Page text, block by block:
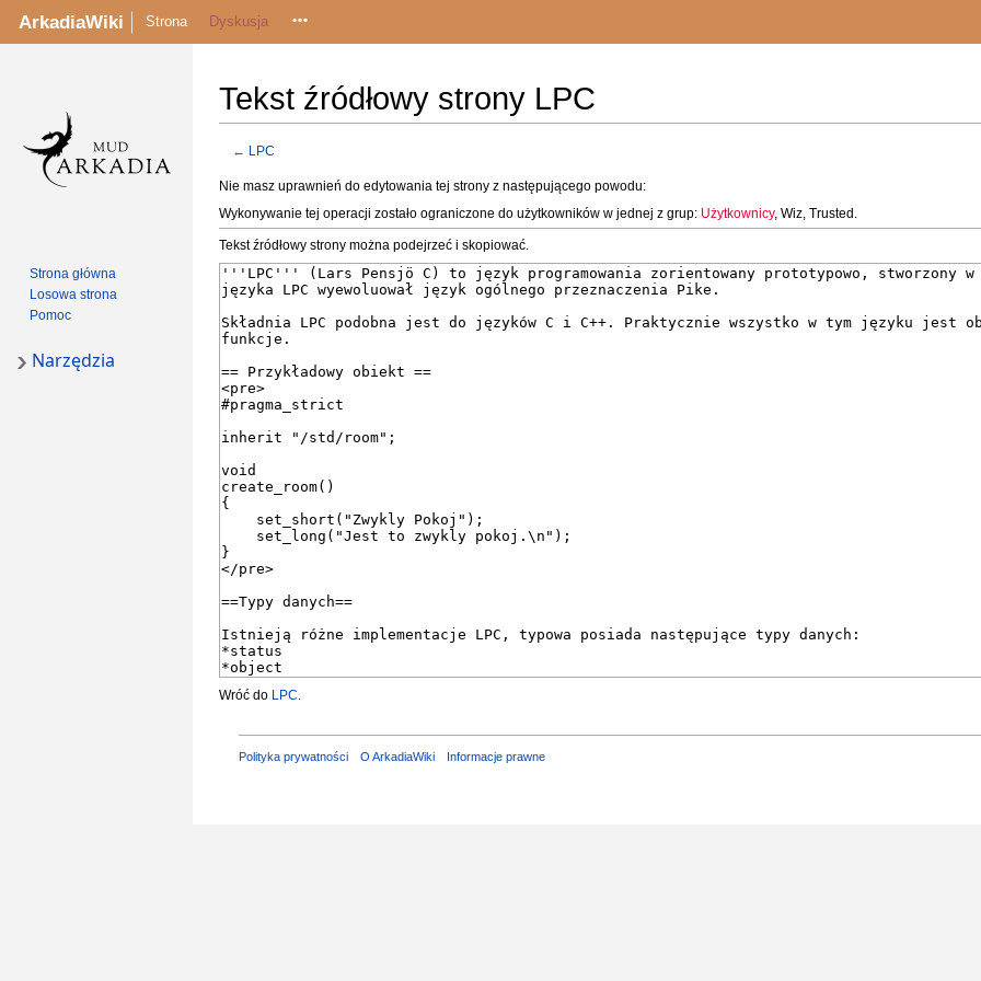
Tekst źródłowy strony LPC
← LPC
Przejdź
do
nawigacji
Przejdź
do
wyszukiwania
Nie masz uprawnień do edytowania tej strony z następującego powodu:
Wykonywanie tej operacji zostało ograniczone do użytkowników w jednej z grup: Użytkownicy, Wiz, Trusted.
Tekst źródłowy strony można podejrzeć i skopiować.
Wróć do LPC
Polityka prywatności O ArkadiaWiki Informacje prawne
ArkadiaWiki Strona Dyskusja
Strona główna
Losowa strona
Pomoc
Narzędzia